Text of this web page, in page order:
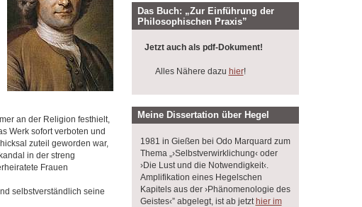
an der Religion festhielt,
Werk sofort verboten und
zuteil geworden war,
in der streng
Frauen
selbstverständlich seine
Das Buch: „Zur Einführung der
Philosophischen Praxis”
Jetzt auch als pdf-Dokument!
Alles Nähere dazu hier!
Meine Dissertation über Hegel
1981 in Gießen bei Odo Marquard zum
Thema „›Selbstverwirklichung‹ oder
›Die Lust und die Notwendigkeit‹.
Amplifikation eines Hegelschen
Kapitels aus der ›Phänomenologie des
Geistes‹” abgelegt, ist ab jetzt hier im